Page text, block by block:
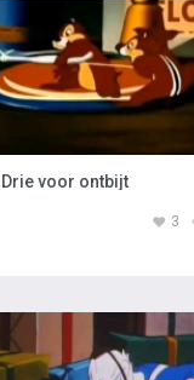
Drie voor ontbijt
3